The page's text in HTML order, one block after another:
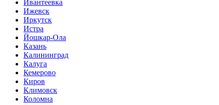
Ивантеевка
Ижевск
Иркутск
Истра
Йошкар-Ола
Казань
Калининград
Калуга
Кемерово
Киров
Климовск
Коломна